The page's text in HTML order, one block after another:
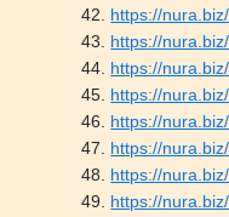
42. https://
43. https://
44. https://
45. https://
46. https://
47. https://
48. https://
49. https://